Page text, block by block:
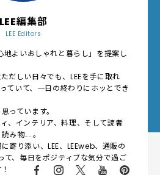
LEE編集部
LEE Editors
よいおしゃれと暮らし」を提案し
だしい日々でも、LEEを手に取れ
ていて、一日の終わりにホッとでき
っています。
、インテリア、料理、そして読者
み物……。
寄り添い、LEE、LEEweb、通販の
て、毎日をポジティブな気分で過ご